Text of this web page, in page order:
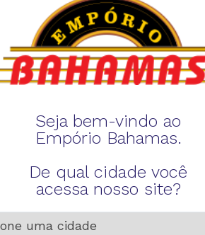
Seja bem-vindo ao
Empório Bahamas.
De qual cidade você
acessa nosso site?